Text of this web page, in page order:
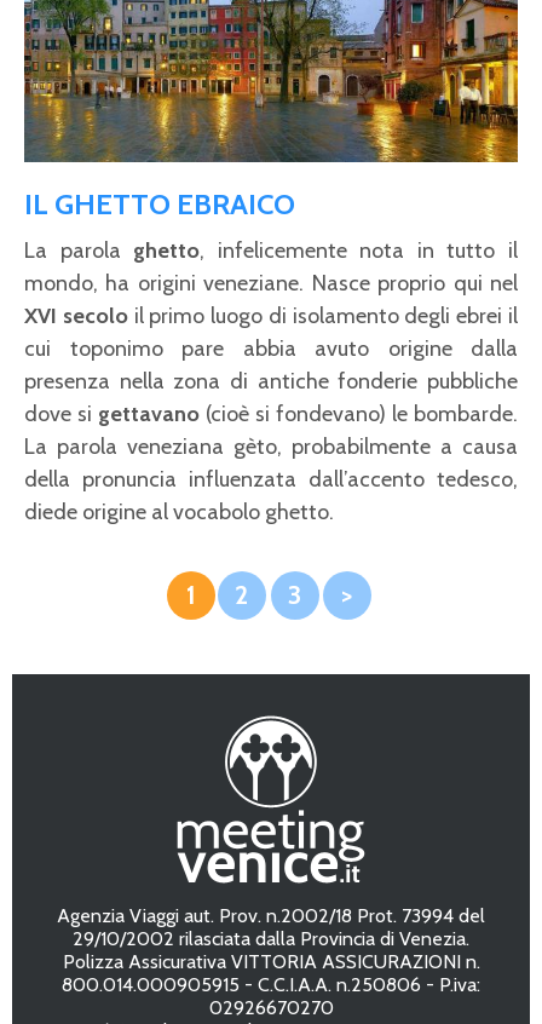
IL GHETTO EBRAICO
La parola ghetto, infelicemente nota in tutto il
mondo, ha origini veneziane. Nasce proprio qui nel
XVI secoloil primo luogo di isolamento degli ebrei il
cui toponimo pare abbia avuto origine dalla
presenza nella zona di antiche fonderie pubbliche
dove si gettavano (cioè si fondevano) le bombarde.
La parola veneziana gèto, probabilmente a causa
della pronuncia influenzata dall’accento tedesco,
diede origine al vocabolo ghetto.
1 2 3 >
Agenzia Viaggi aut. Prov. n.2002/18 Prot. 73994 del
29/10/2002 rilasciata dalla Provincia di Venezia.
Polizza Assicurativa VITTORIA ASSICURAZIONI n.
800.014.000905915 - C.C.I.A.A. n.250806 - P.iva:
02926670270